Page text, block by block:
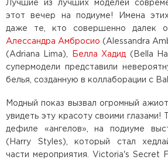
Лучшие из лучших моделей
этот вечер на подиуме! Имена
даже те, кто совершенно далек
Алессандра Амбросио (Alessandra
(Adriana Lima),
Белла Хадид (Bella
супермодели представили
белья, созданную в коллаборации с
Модный показ вызвал огромный
увидеть эту красоту своими
дефиле «ангелов», на подиуме
(Harry Styles), который стал
части мероприятия. Victoria's Secret